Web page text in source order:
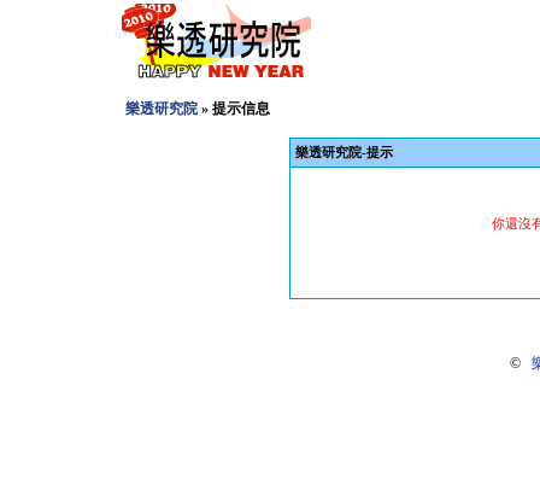
樂透研究院» 提示信息
樂透研究院-提示
你還沒
©